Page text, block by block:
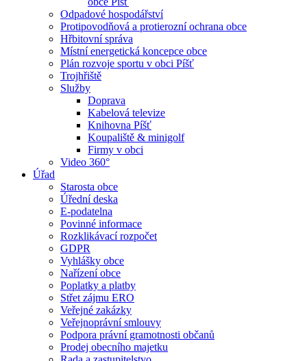
Odpadové hospodářství
Protipovodňová a protierozní ochrana obce
Hřbitovní správa
Místní energetická koncepce obce
Plán rozvoje sportu v obci Píšť
Trojhřiště
Služby
Doprava
Kabelová televize
Knihovna Píšť
Koupaliště & minigolf
Firmy v obci
Video 360°
Úřad
Starosta obce
Úřední deska
E-podatelna
Povinné informace
Rozklikávací rozpočet
GDPR
Vyhlášky obce
Nařízení obce
Poplatky a platby
Střet zájmu ERO
Veřejné zakázky
Veřejnoprávní smlouvy
Podpora právní gramotnosti občanů
Prodej obecního majetku